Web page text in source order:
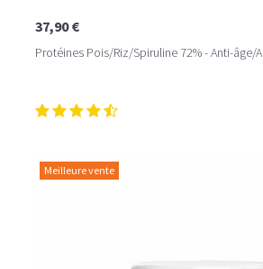
37,90 €
Protéines Pois/Riz/Spiruline 72% - Anti-âge/
Meilleure vente